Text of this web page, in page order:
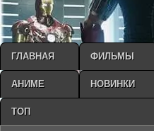
ГЛАВНАЯ ФИЛЬМЫ
АНИМЕ НОВИНКИ
ТОП